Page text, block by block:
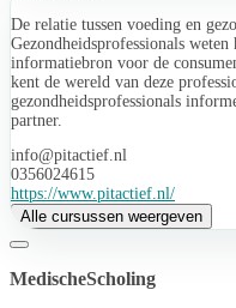
De relatie tussen voeding en
Gezondheidsprofessionals
informatiebron voor de
kent de wereld van deze
gezondheidsprofessionals
partner.
info@pitactief.nl
0356024615
https://www.pitactief.nl/
Alle cursussen weergeven
MedischeScholing